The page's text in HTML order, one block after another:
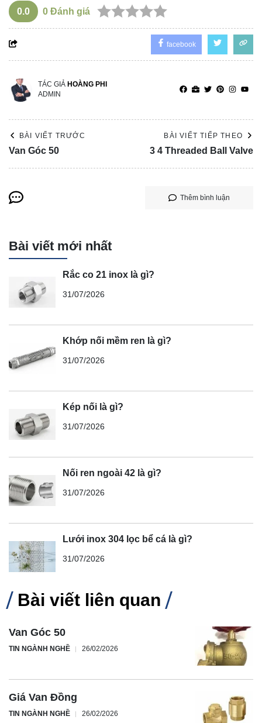
0.0 0 Đánh giá
facebook
TÁC GIẢ HOÀNG PHI
ADMIN
BÀI VIẾT TRƯỚC
Van Góc 50
BÀI VIẾT TIẾP THEO
3 4 Threaded Ball Valve
Thêm bình luận
Bài viết mới nhất
Rắc co 21 inox là gì?
31/07/2026
Khớp nối mềm ren là gì?
31/07/2026
Kép nối là gì?
31/07/2026
Nối ren ngoài 42 là gì?
31/07/2026
Lưới inox 304 lọc bể cá là gì?
31/07/2026
Bài viết liên quan
Van Góc 50
TIN NGÀNH NGHỀ 26/02/2026
Giá Van Đồng
TIN NGÀNH NGHỀ 26/02/2026